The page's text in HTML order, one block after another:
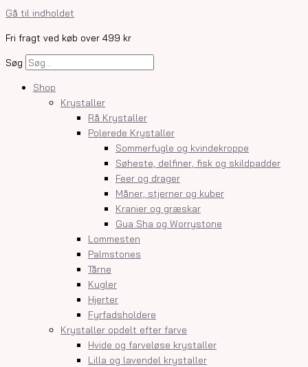
Gå til indholdet
Fri fragt ved køb over 499 kr
Søg
Shop
Krystaller
Rå Krystaller
Polerede Krystaller
Sommerfugle og kvindekroppe
Søheste, delfiner, fisk og skildpadder
Feer og drager
Måner, stjerner og kuber
Kranier og græskar
Gua Sha og Worrystone
Lommesten
Palmstones
Tårne
Kugler
Hjerter
Fyrfadsholdere
Krystaller opdelt efter farve
Hvide og farveløse krystaller
Lilla og lavendel krystaller